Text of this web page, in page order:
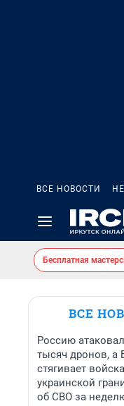
ВСЕ НОВОСТИ
Бесплатная
ВСЕ
Россию
тысяч дронов, а
стягивает
украинской
об СВО за